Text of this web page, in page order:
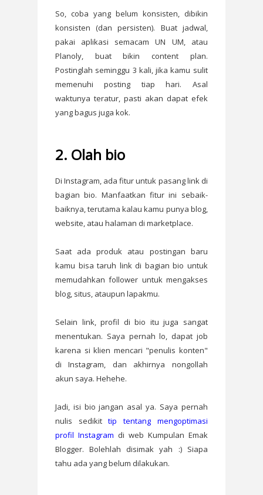
So, coba yang belum konsisten, dibikin
konsisten (dan persisten). Buat jadwal,
pakai aplikasi semacam UN UM, atau
Planoly, buat bikin content plan.
Postinglah seminggu 3 kali, jika kamu sulit
memenuhi posting tiap hari. Asal
waktunya teratur, pasti akan dapat efek
yang bagus juga kok.
2. Olah bio
Di Instagram, ada fitur untuk pasang link di
bagian bio. Manfaatkan fitur ini sebaik-
baiknya, terutama kalau kamu punya blog,
website, atau halaman di marketplace.
Saat ada produk atau postingan baru
kamu bisa taruh link di bagian bio untuk
memudahkan follower untuk mengakses
blog, situs, ataupun lapakmu.
Selain link, profil di bio itu juga sangat
menentukan. Saya pernah lo, dapat job
karena si klien mencari "penulis konten"
di Instagram, dan akhirnya nongollah
akun saya. Hehehe.
Jadi, isi bio jangan asal ya. Saya pernah
nulis sedikittip tentang mengoptimasi
profil Instagram di web Kumpulan Emak
Blogger. Bolehlah disimak yah :) Siapa
tahu ada yang belum dilakukan.